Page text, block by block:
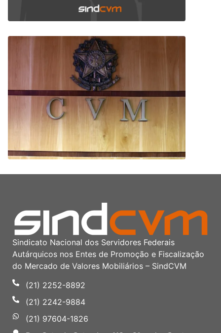
Sindicato Nacional dos Servidores Federais
Autárquicos nos Entes de Promoção e Fiscalização
do Mercado de Valores Mobiliários – SindCVM
(21) 2252-8892
(21) 2242-9884
(21) 97604-1826